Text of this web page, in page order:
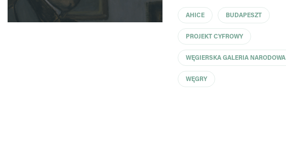
AHICE BUDAPESZT
PROJEKT CYFROWY
WĘGIERSKA GALERIA NARODOWA
WĘGRY